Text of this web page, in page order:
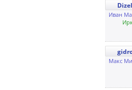
Dizel
Иван
Макс